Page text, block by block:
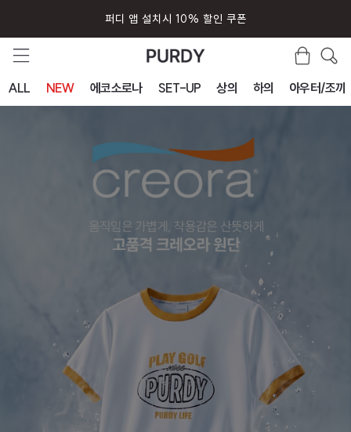
퍼디 앱 설치시 10% 할인 쿠폰
ALL NEW 에코소로나 SET-UP 상의 하의 아우터/조끼